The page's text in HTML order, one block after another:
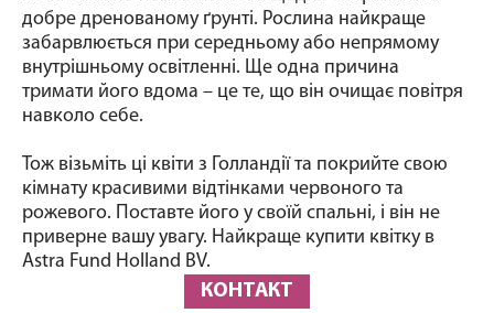
добре дренованому ґрунті. Рослина найкраще
забарвлюється при середньому або непрямому
внутрішньому освітленні. Ще одна причина
тримати його вдома – це те, що він очищає повітря
навколо себе.
Тож візьміть ці квіти з Голландії та покрийте свою
кімнату красивими відтінками червоного та
рожевого. Поставте його у своїй спальні, і він не
приверне вашу увагу. Найкраще купити квітку в
Astra Fund Holland BV.
КОНТАКТ